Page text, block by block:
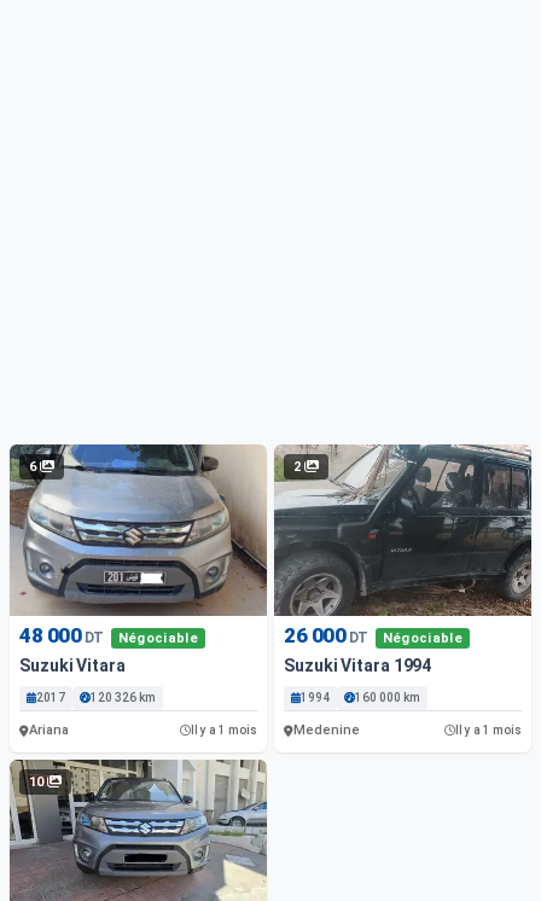
6
48 000 DT Négociable
Suzuki Vitara
2017 120 326 km
Ariana Il y a 1 mois
2
26 000 DT Négociable
Suzuki Vitara 1994
1994 160 000 km
Medenine Il y a 1 mois
10